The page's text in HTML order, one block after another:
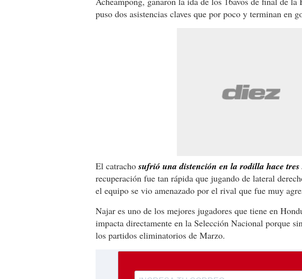
puso dos asistencias claves que por poco y terminan en
El catrachosufrió una distención en la rodilla hace tres
recuperación fue tan rápida que jugando de lateral
el equipo se vio amenazado por el rival que fue muy
Najar es uno de los mejores jugadores que tiene en
impacta directamente en la Selección Nacional porque
los partidos eliminatorios de Marzo.